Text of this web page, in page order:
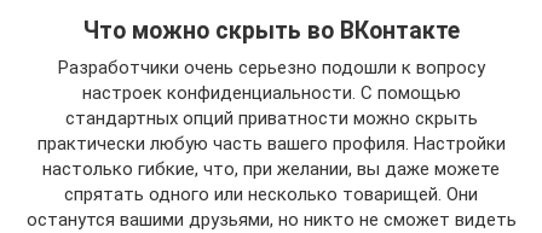
Что можно скрыть во ВКонтакте
Разработчики очень серьезно подошли к вопросу
настроек конфиденциальности. С помощью
стандартных опций приватности можно скрыть
практически любую часть вашего профиля. Настройки
настолько гибкие, что, при желании, вы даже можете
спрятать одного или несколько товарищей. Они
останутся вашими друзьями, но никто не сможет видеть